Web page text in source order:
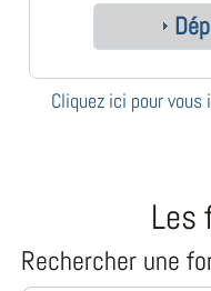
Cliquez ici pour vous
Les
Rechercher une